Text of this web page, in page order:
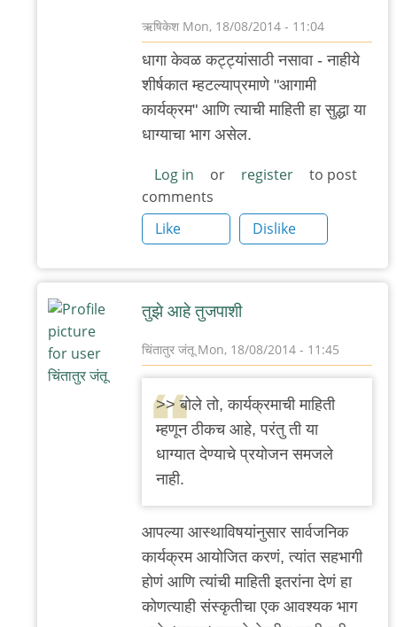
ऋषिकेश Mon, 18/08/2014 - 11:04
In
reply
जागा
चुकलासी?
by
'न'वी
बाजू
धागा केवळ कट्ट्यांसाठी नसावा - नाहीये
शीर्षकात म्हटल्याप्रमाणे "आगामी
कार्यक्रम" आणि त्याची माहिती हा सुद्धा या
धाग्याचा भाग असेल.
Log in or register
to post
comments
Like
Dislike
तुझे आहे तुजपाशी
चिंतातुर जंतू Mon, 18/08/2014 - 11:45
In
reply
to
परि
'न'वी
बाजू
>> बोले तो, कार्यक्रमाची माहिती
म्हणून ठीकच आहे, परंतु ती या
धाग्यात देण्याचे प्रयोजन समजले
नाही.
आपल्या आस्थाविषयांनुसार सार्वजनिक
कार्यक्रम आयोजित करणं, त्यांत सहभागी
होणं आणि त्यांची माहिती इतरांना देणं हा
कोणत्याही संस्कृतीचा एक आवश्यक भाग